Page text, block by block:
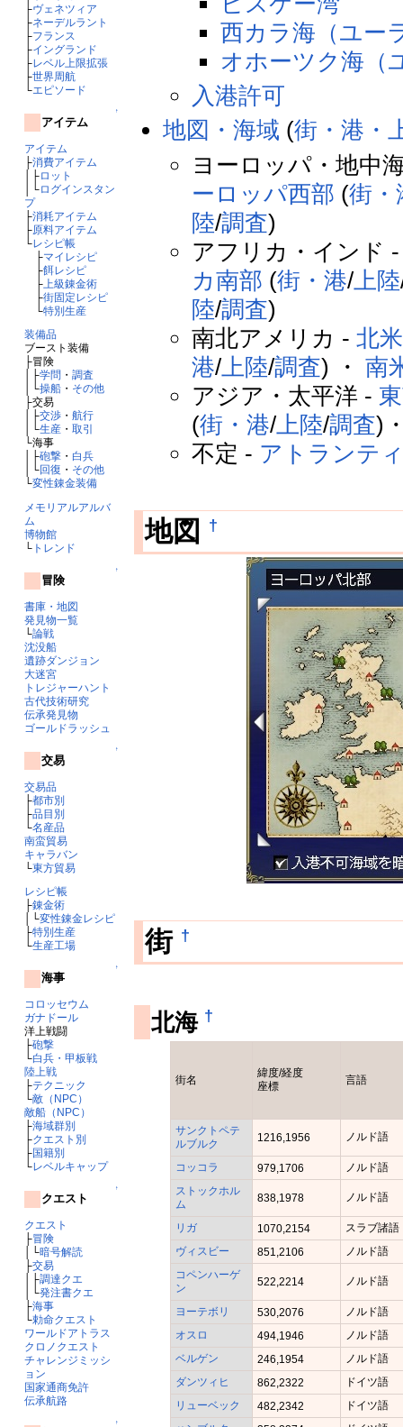
├ヴェネツィア
├ネーデルラント
├フランス
├イングランド
├レベル上限拡張
├世界周航
└エピソード
↑
アイテム
アイテム
├消費アイテム
│├ロット
│└ログインスタン
プ
├消耗アイテム
├原料アイテム
└レシピ帳
├マイレシピ
├餌レシピ
├上級錬金術
├街固定レシピ
└特別生産
装備品
ブースト装備
├冒険
│├学問 ・ 調査
│└操船・ その他
├交易
│├交渉・ 航行
│└生産・ 取引
└海事
│├砲撃・ 白兵
│└回復 ・ その他
└変性錬金装備
メモリアルアルバ
ム
博物館
└トレンド
↑
冒険
書庫・地図
発見物一覧
└論戦
沈没船
遺跡ダンジョン
大迷宮
トレジャーハント
古代技術研究
伝承発見物
ゴールドラッシュ
↑
交易
交易品
├都市別
├品目別
└名産品
南蛮貿易
キャラバン
└東方貿易
レシピ帳
├錬金術
│└変性錬金レシピ
├特別生産
└生産工場
↑
海事
コロッセウム
ガナドール
洋上戦闘
├砲撃
└白兵・甲板戦
陸上戦
├テクニック
└敵（NPC）
敵船（NPC）
├海域群別
├クエスト別
├国籍別
└レベルキャップ
↑
クエスト
クエスト
├冒険
│└暗号解読
├交易
│├調達クエ
│└発注書クエ
├海事
└勅命クエスト
ワールドアトラス
クロノクエスト
チャレンジミッシ
ョン
国家通商免許
伝承航路
↑
西カラ海（ユー
オホーツク海（
入港許可
地図・海域 (街・港・
ヨーロッパ・地中
ーロッパ西部 (街・
陸/調査)
アフリカ・インド
カ南部 (街・港/ 上陸
陸/調査)
南北アメリカ -北米
港/ 上陸/調査) ・南
アジア・太平洋 -
(街・港/ 上陸/調査)
不定 - アトランテ
地図 †
街 †
北海 †
街名
緯度/経度
座標
言語
サンクトペテ
ルブルク
1216,1956 ノルド語
コッコラ 979,1706
ノルド語
ストックホル
ム
838,1978 ノルド語
リガ 1070,2154
スラブ諸語
ヴィスビー
851,2106
ノルド語
コペンハーゲ
ン
522,2214 ノルド語
ヨーテボリ 530,2076
ノルド語
オスロ
494,1946
ノルド語
ベルゲン
246,1954
ノルド語
ダンツィヒ
862,2322
ドイツ語
リューベック
482,2342
ドイツ語